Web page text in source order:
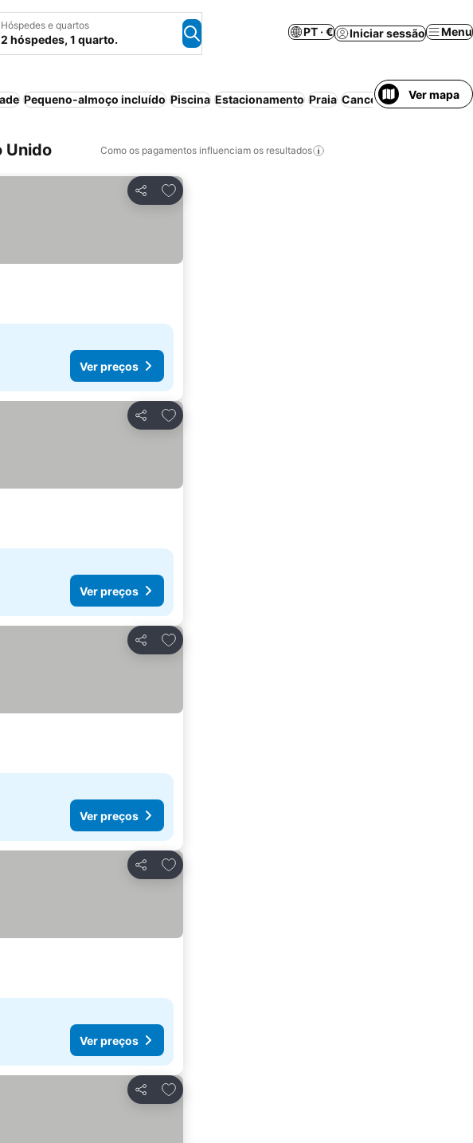
Hóspedes e quartos
2 hóspedes, 1 quarto.
PT · € Iniciar sessão Menu
Pequeno-almoço incluído Piscina Estacionamento Praia Cancelamento gratuito
Ver mapa
Unido Como os pagamentos influenciam os resultados
Partilhar
Adicionar aos favoritos
Ver preços
Partilhar
Adicionar aos favoritos
Ver preços
Partilhar
Adicionar aos favoritos
Ver preços
Partilhar
Adicionar aos favoritos
Ver preços
Partilhar
Adicionar aos favoritos